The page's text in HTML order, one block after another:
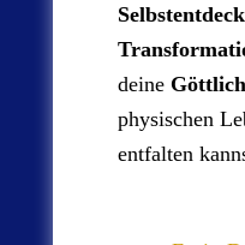
deine
physischen
entfalten